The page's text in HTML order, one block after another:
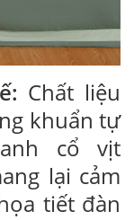
Chất liệu
khuẩn tự
cổ vịt
lại cảm
tiết đàn